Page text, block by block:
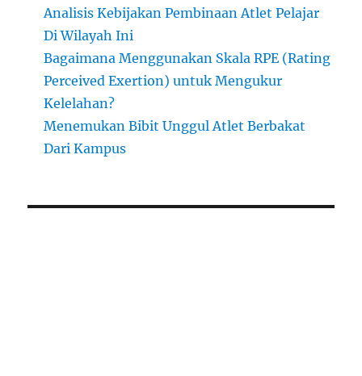
Analisis Kebijakan Pembinaan Atlet Pelajar
Di Wilayah Ini
Bagaimana Menggunakan Skala RPE (Rating
Perceived Exertion) untuk Mengukur
Kelelahan?
Menemukan Bibit Unggul Atlet Berbakat
Dari Kampus